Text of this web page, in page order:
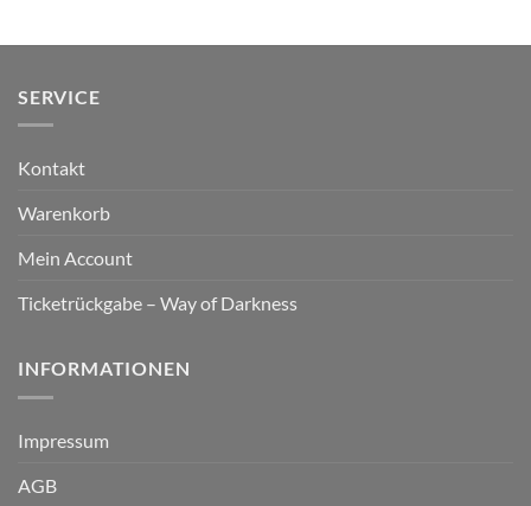
SERVICE
Kontakt
Warenkorb
Mein Account
Ticketrückgabe – Way of Darkness
INFORMATIONEN
Impressum
AGB